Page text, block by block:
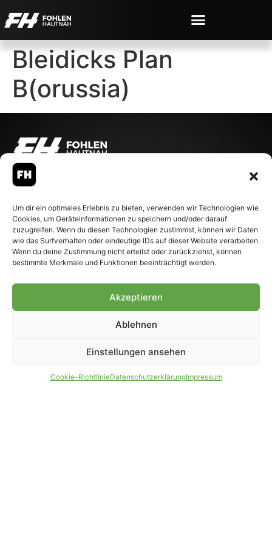
Um dir ein optimales Erlebnis zu bieten, verwenden wir Technologien wie
Cookies, um Geräteinformationen zu speichern und/oder darauf
zuzugreifen. Wenn du diesen Technologien zustimmst, können wir Daten
wie das Surfverhalten oder eindeutige IDs auf dieser Website verarbeiten.
Wenn du deine Zustimmung nicht erteilst oder zurückziehst, können
bestimmte Merkmale und Funktionen beeinträchtigt werden.
Akzeptieren
Ablehnen
Einstellungen ansehen
Cookie-RichtlinieDatenschutzerklärungImpressum
Bleidicks Plan
B(orussia)
© 2007-2026 Fohlen-Hautnah.de
– Alle rechte vorbehalten.
offiziell eingetragenes Magazin
bei der Deutschen
Nationalbibliothek (ISSN 1868-
8233). Nachdruck und
Weiterverarbeitung, auch
auszugsweise, nur mit
PARTNER WERDEN
AGB